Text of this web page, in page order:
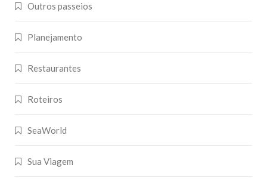
Outros passeios
Planejamento
Restaurantes
Roteiros
SeaWorld
Sua Viagem